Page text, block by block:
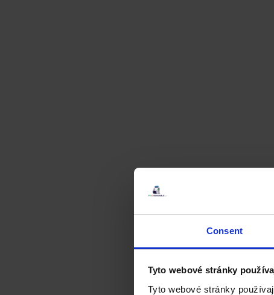
Consent
Tyto webové stránky
Tyto webové stránky